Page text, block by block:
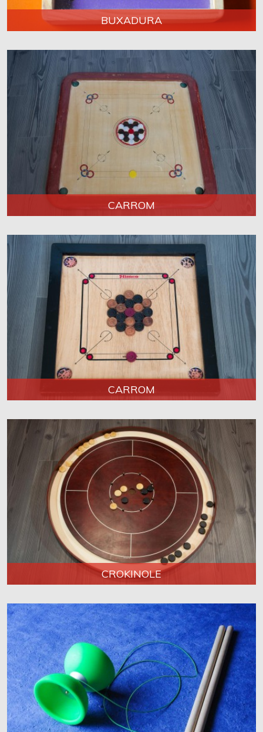
BUXADURA
CARROM
CARROM
CROKINOLE